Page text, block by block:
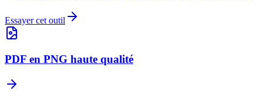
Essayer cet outil
PDF en PNG haute qualité